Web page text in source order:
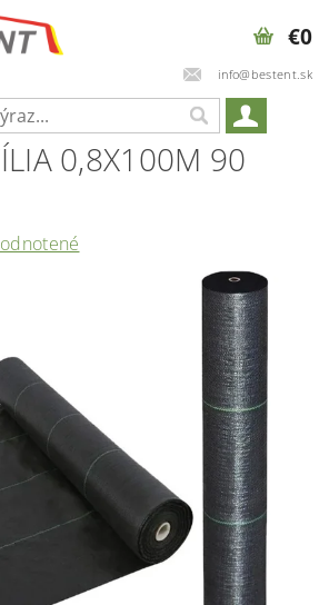
info@bestent.sk
€0
0,8X100M 90